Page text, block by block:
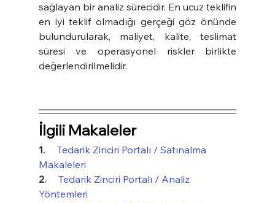
sağlayan bir analiz sürecidir. En ucuz teklifin
en iyi teklif olmadığı gerçeği göz önünde
bulundurularak, maliyet, kalite, teslimat
süresi ve operasyonel riskler birlikte
değerlendirilmelidir.
İlgili Makaleler
1. Tedarik Zinciri Portalı / Satınalma
Makaleleri
2. Tedarik Zinciri Portalı / Analiz
Yöntemleri